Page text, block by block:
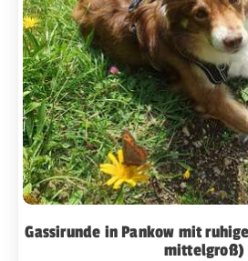
Gassirunde in Pankow mit
mittelgroß)